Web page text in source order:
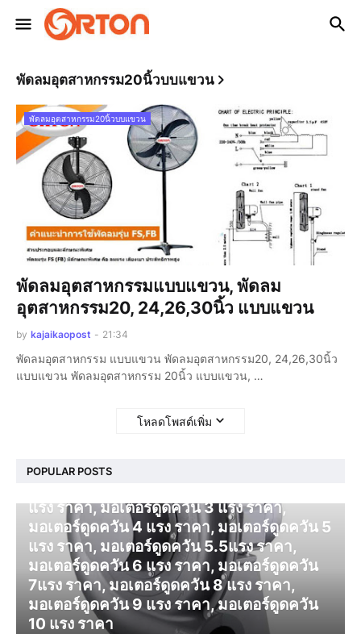
พัดลมอุตสาหกรรม20นิ้วบบแขวน
พัดลมอุตสาหกรรม20นิ้วบบแขวน
พัดลมอุตสาหกรรมแบบแขวน, พัดลม
อุตสาหกรรม20, 24,26,30นิ้ว แบบแขวน
by kajaikaopost - 21:34
พัดลมอุตสาหกรรม แบบแขวน พัดลมอุตสาหกรรม20, 24,26,30นิ้ว
แบบแขวน พัดลมอุตสาหกรรม 20นิ้ว แบบแขวน, …
โหลดโพสต์เพิ่ม
POPULAR POSTS
แรง ราคา, มอเตอร์ดูดควัน 3 แรง ราคา,
มอเตอร์ดูดควัน 4 แรง ราคา, มอเตอร์ดูดควัน 5
แรง ราคา, มอเตอร์ดูดควัน 5.5แรง ราคา,
มอเตอร์ดูดควัน 6 แรง ราคา, มอเตอร์ดูดควัน
7แรง ราคา, มอเตอร์ดูดควัน 8 แรง ราคา,
มอเตอร์ดูดควัน 9 แรง ราคา, มอเตอร์ดูดควัน
10 แรง ราคา